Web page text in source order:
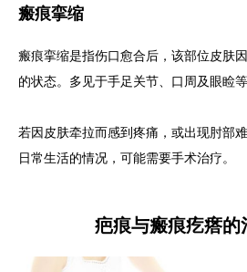
瘢痕挛缩
瘢痕挛缩是指伤口愈合后，该部位皮肤
的状态。多见于手足关节、口周及眼睑等
若因皮肤牵拉而感到疼痛，或出现肘部
日常生活的情况，可能需要手术治疗。
疤痕与瘢痕疙瘩的